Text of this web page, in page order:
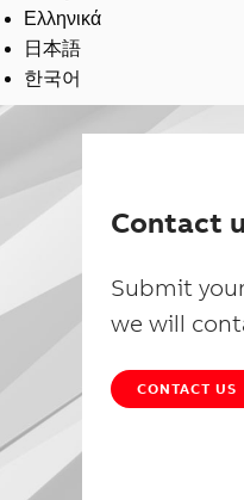
Ελληνικά
日本語
한국어
Contact
Submit
we will
CONTACT US